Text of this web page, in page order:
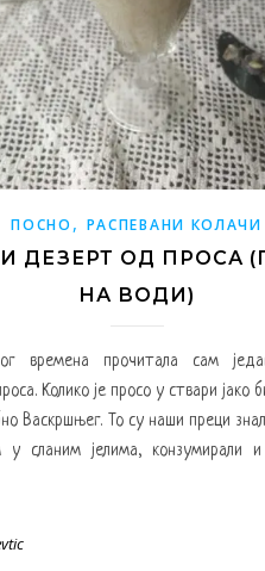
ПОСНО , РАСПЕВАНИ КОЛАЧИ
ДЕЗЕРТ ОД ПРОСА
НА ВОДИ)
времена прочитала сам
Колико је просо у ствари јако
Васкршњег. То су наши преци
у сланим јелима, конзумирали